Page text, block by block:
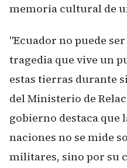
memoria cultural de
"Ecuador no puede
tragedia que vive un
estas tierras durante
del Ministerio de
gobierno destaca que
naciones no se mide
militares, sino por su